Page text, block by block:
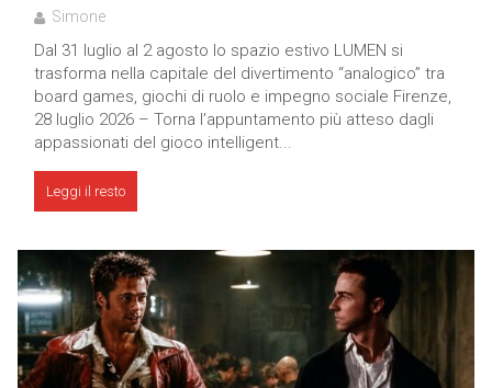
Simone
Dal 31 luglio al 2 agosto lo spazio estivo LUMEN si
trasforma nella capitale del divertimento “analogico” tra
board games, giochi di ruolo e impegno sociale Firenze,
28 luglio 2026 – Torna l’appuntamento più atteso dagli
appassionati del gioco intelligent...
Leggi il resto